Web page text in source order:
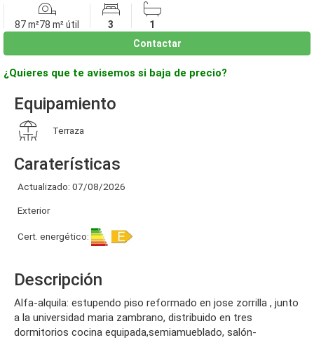
87 m²78 m² útil 3
1
Contactar
¿Quieres que te avisemos si baja de precio?
Equipamiento
Terraza
Caraterísticas
Actualizado: 07/08/2026
Exterior
Cert. energético:
Descripción
alfa-alquila: estupendo piso reformado en jose zorrilla , junto
a la universidad maria zambrano, distribuido en tres
dormitorios cocina equipada,semiamueblado, salón-